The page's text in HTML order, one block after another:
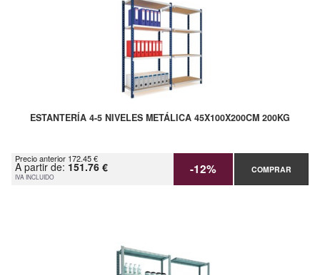
ESTANTERÍA 4-5 NIVELES METÁLICA 45X100X200CM 200KG
Precio anterior 172.45 €
A partir de: 151.76 €
IVA INCLUIDO -12% COMPRAR